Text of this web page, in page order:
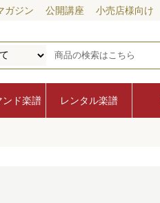
ガジン 公開講座 小売店様向け
ンド楽譜 レンタル楽譜